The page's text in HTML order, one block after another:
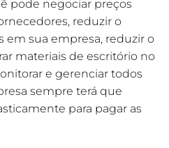
pode negociar preços
reduzir o
sua empresa, reduzir o
materiais de escritório no
e gerenciar todos
sempre terá que
para pagar as